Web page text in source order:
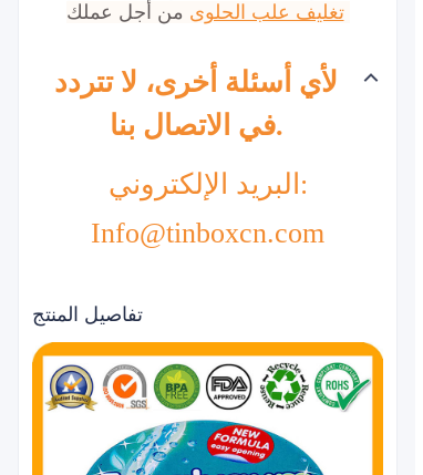
تغليف علب الحلوىمن أجل عملك.
لأي أسئلة أخرى، لا تتردد
في الاتصال بنا.
البريد الإلكتروني:
Info@tinboxcn.com
تفاصيل المنتج